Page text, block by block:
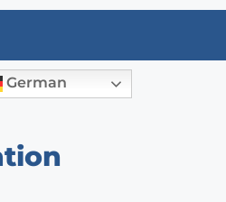
German